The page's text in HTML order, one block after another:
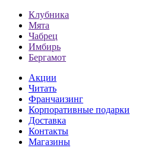
Клубника
Мята
Чабрец
Имбирь
Бергамот
Акции
Читать
Франчаизинг
Корпоративные подарки
Доставка
Контакты
Магазины